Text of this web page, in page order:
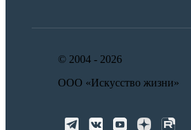
© 2004 - 2026
ООО «Искусство жизни»